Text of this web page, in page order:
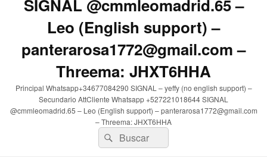
SIGNAL @cmmleomadrid.65 –
Leo (English support) –
panterarosa1772@gmail.com –
Threema: JHXT6HHA
Principal Whatsapp+34677084290 SIGNAL – yeffy (no english support) –
Secundario AttCliente Whatsapp +527221018644 SIGNAL
@cmmleomadrid.65 – Leo (English support) – panterarosa1772@gmail.com
– Threema: JHXT6HHA
Buscar
por:
Buscar